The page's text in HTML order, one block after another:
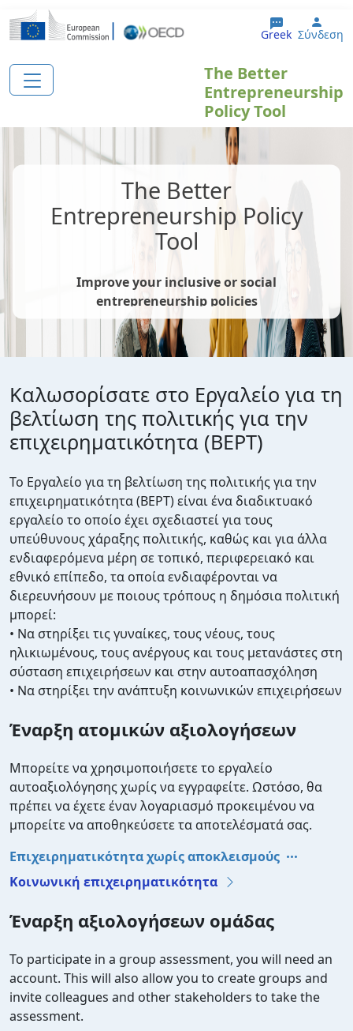
Παράκαμψη προς το κυρίως περιεχόμενο
Greek User
Σύνδεση
The Better
Entrepreneurship
Policy Tool
The Better
Entrepreneurship Policy
Tool
Improve your inclusive or social
entrepreneurship policies
Καλωσορίσατε στο Εργαλείο για τη
βελτίωση της πολιτικής για την
επιχειρηματικότητα (BEPT)
Το Εργαλείο για τη βελτίωση της πολιτικής για την
επιχειρηματικότητα (BEPT) είναι ένα διαδικτυακό
εργαλείο το οποίο έχει σχεδιαστεί για τους
υπεύθυνους χάραξης πολιτικής, καθώς και για άλλα
ενδιαφερόμενα μέρη σε τοπικό, περιφερειακό και
εθνικό επίπεδο, τα οποία ενδιαφέρονται να
διερευνήσουν με ποιους τρόπους η δημόσια πολιτική
μπορεί:
• Να στηρίξει τις γυναίκες, τους νέους, τους
ηλικιωμένους, τους ανέργους και τους μετανάστες στη
σύσταση επιχειρήσεων και στην αυτοαπασχόληση
• Να στηρίξει την ανάπτυξη κοινωνικών επιχειρήσεων
Έναρξη ατομικών αξιολογήσεων
Μπορείτε να χρησιμοποιήσετε το εργαλείο
αυτοαξιολόγησης χωρίς να εγγραφείτε. Ωστόσο, θα
πρέπει να έχετε έναν λογαριασμό προκειμένου να
μπορείτε να αποθηκεύσετε τα αποτελέσματά σας.
Επιχειρηματικότητα χωρίς αποκλεισμούς
Κοινωνική επιχειρηματικότητα
Έναρξη αξιολογήσεων ομάδας
To participate in a group assessment, you will need an
account. This will also allow you to create groups and
invite colleagues and other stakeholders to take the
assessment.